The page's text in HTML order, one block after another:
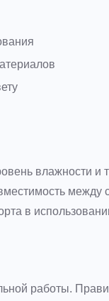
влажности и
в
работы.